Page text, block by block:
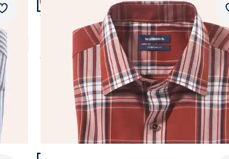
Merkzettel
Passform Comfort Fit.
Comfort Fit
Bügelfreies Hemd mit Kent-Kragen
ab
€ 69,99
Artikel 7 von 12.